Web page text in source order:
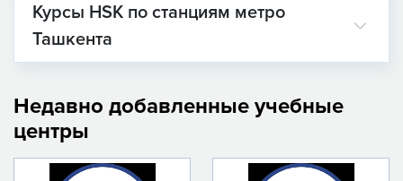
Курсы HSK по станциям метро
Ташкента
Недавно добавленные учебные
центры